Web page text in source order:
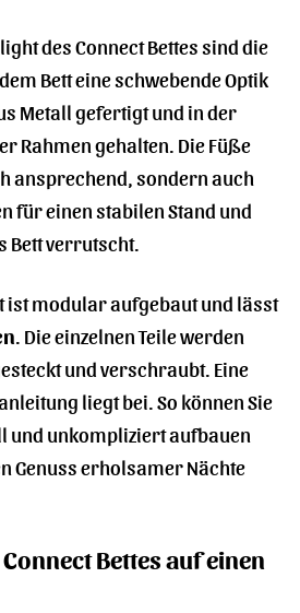
des Connect Bettes sind die
dem Bett eine schwebende Optik
Metall gefertigt und in der
Rahmen gehalten. Die Füße
ansprechend, sondern auch
für einen stabilen Stand und
Bett verrutscht.
ist modular aufgebaut und lässt
. Die einzelnen Teile werden
und verschraubt. Eine
liegt bei. So können Sie
und unkompliziert aufbauen
Genuss erholsamer Nächte
Bettes auf einen